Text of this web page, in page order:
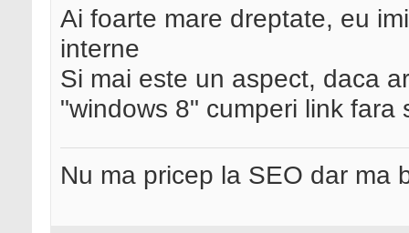
Ai foarte mare dreptate, eu
interne
Si mai este un aspect, daca
"windows 8" cumperi link fara
Nu ma pricep la SEO dar ma